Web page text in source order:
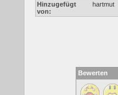
Hinzugefügt
von:
hartmut
Bewerten